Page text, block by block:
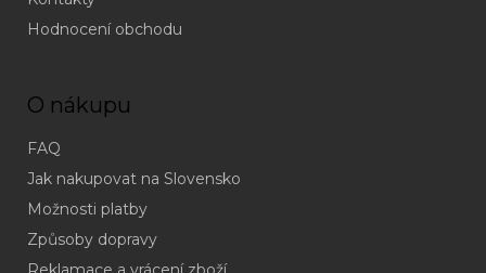
Hodnocení obchodu
O nákupu
FAQ
Jak nakupovat na Slovensko
Možnosti platby
Způsoby dopravy